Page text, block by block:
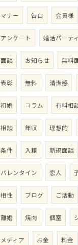
マナー 告白 会員様
アンケート 婚活パーテ
面談 お知らせ 無料
表彰 無料 清潔感
初婚 コラム 有料相
相談 年収 理想的
条件 入籍 新規面談
バレンタイン 恋人
相性 ブログ ご活動
離婚 焼肉 個室
メディア お金 料金